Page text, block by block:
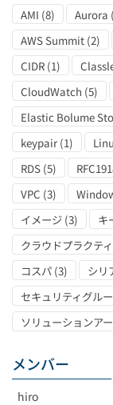
AMI (8) Aurora
AWS Summit (2)
CIDR (1)
CloudWatch (5)
Elastic Bolume
keypair (1)
RDS (5)
VPC (3)
イメージ (3) キ
クラウドプラクテ
コスパ (3) シリ
セキュリティグル
ソリューションア
メンバー
hiro